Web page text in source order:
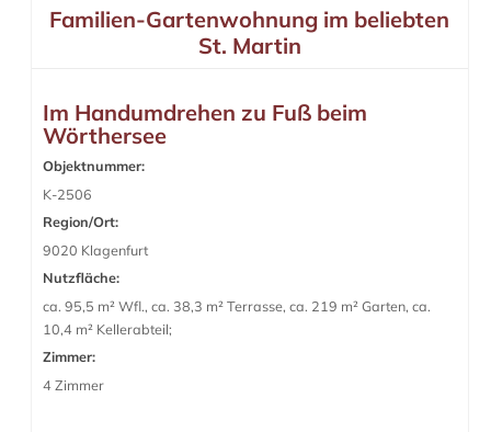
Familien-Gartenwohnung im beliebten
St. Martin
Im Handumdrehen zu Fuß beim
Wörthersee
Objektnummer:
K-2506
Region/Ort:
9020 Klagenfurt
Nutzfläche:
ca. 95,5 m² Wfl., ca. 38,3 m² Terrasse, ca. 219 m² Garten, ca.
10,4 m² Kellerabteil;
Zimmer:
4 Zimmer